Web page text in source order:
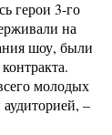
герои 3-го
на
шоу, были
молодых
–